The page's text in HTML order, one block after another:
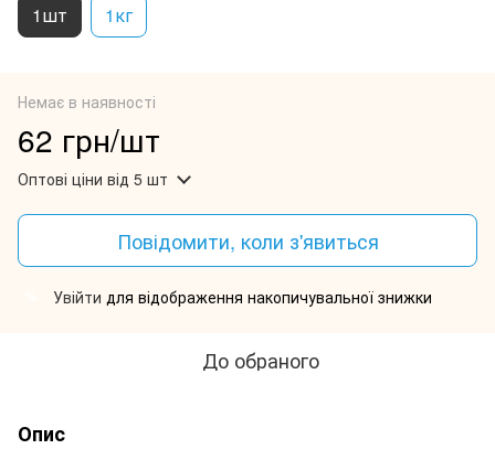
1шт 1кг
Немає в наявності
62 грн/шт
Оптові ціни від 5 шт
Повідомити, коли з'явиться
Увійти для відображення накопичувальної знижки
До обраного
Опис